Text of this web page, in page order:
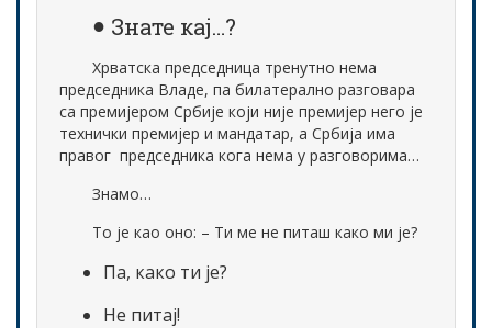
Знате кај…?
Хрватска председница тренутно нема
председника Владе, па билатерално разговара
са премијером Србије који није премијер него је
технички премијер и мандатар, а Србија има
правог председника кога нема у разговорима…
Знамо…
То је као оно: – Ти ме не питаш како ми је?
Па, како ти је?
Не питај!